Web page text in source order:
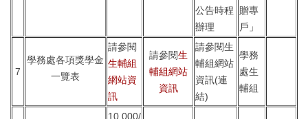
公告時程
辦理
贈專
戶」
7
學務處各項獎學金
一覽表
請參閱
生輔組
網站資
訊
請參閱生
輔組網站
資訊
請參閱生
輔組網站
資訊(連
結)
學務
處生
輔組
10,000/